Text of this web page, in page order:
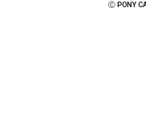
Ⓒ PONY